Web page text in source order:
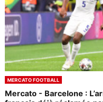
MERCATO FOOTBALL
Mercato - Barcelone :